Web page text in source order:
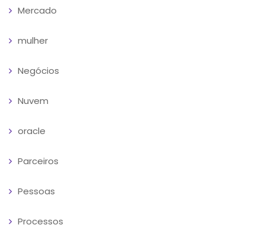
Mercado
mulher
Negócios
Nuvem
oracle
Parceiros
Pessoas
Processos